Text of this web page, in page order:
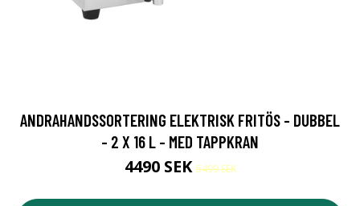
ANDRAHANDSSORTERING ELEKTRISK FRITÖS - DUBBEL
- 2 X 16 L - MED TAPPKRAN
4490 SEK5499 SEK